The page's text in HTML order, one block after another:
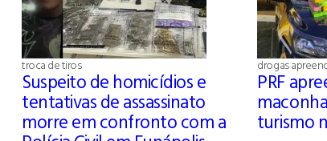
troca de tiros
Suspeito de homicídios e
tentativas de assassinato
morre em confronto com a
drogas
PRF
turismo